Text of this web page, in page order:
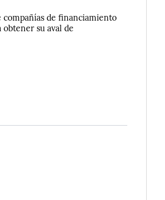
de financiamiento
su aval de